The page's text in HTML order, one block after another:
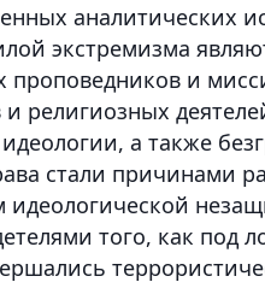
аналитических
экстремизма
проповедников и
религиозных
а также
стали причинами
идеологической
того, как под